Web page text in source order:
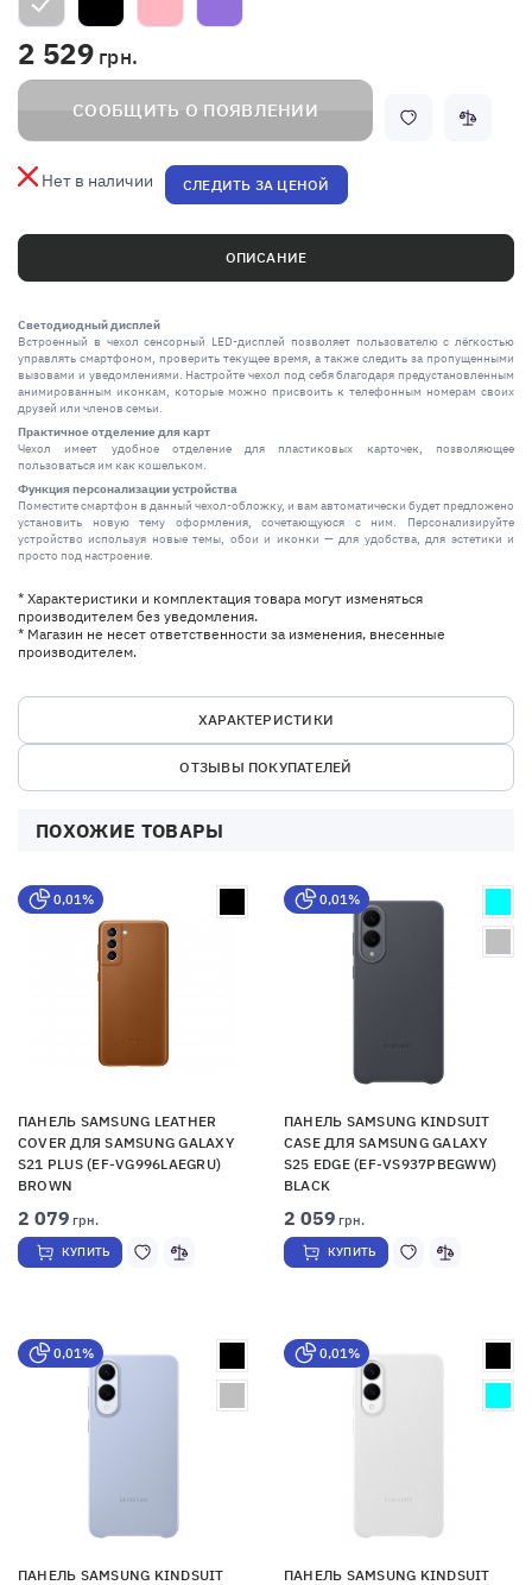
2 529 грн.
СООБЩИТЬ О ПОЯВЛЕНИИ
Нет в наличии СЛЕДИТЬ ЗА ЦЕНОЙ
ОПИСАНИЕ
Светодиодный дисплей
Встроенный в чехол сенсорный LED-дисплей позволяет пользователю с лёгкостью
управлять смартфоном, проверить текущее время, а также следить за пропущенными
вызовами и уведомлениями. Настройте чехол под себя благодаря предустановленным
анимированным иконкам, которые можно присвоить к телефонным номерам своих
друзей или членов семьи.
Практичное отделение для карт
Чехол имеет удобное отделение для пластиковых карточек, позволяющее
пользоваться им как кошельком.
Функция персонализации устройства
Поместите смартфон в данный чехол-обложку, и вам автоматически будет предложено
установить новую тему оформления, сочетающуюся с ним. Персонализируйте
устройство используя новые темы, обои и иконки — для удобства, для эстетики и
просто под настроение.
* Характеристики и комплектация товара могут изменяться
производителем без уведомления.
* Магазин не несет ответственности за изменения, внесенные
производителем.
ХАРАКТЕРИСТИКИ
ОТЗЫВЫ ПОКУПАТЕЛЕЙ
ПОХОЖИЕ ТОВАРЫ
0,01%
ПАНЕЛЬ SAMSUNG LEATHER
COVER ДЛЯ SAMSUNG GALAXY
S21 PLUS (EF-VG996LAEGRU)
BROWN
2 079 грн.
КУПИТЬ
0,01%
ПАНЕЛЬ SAMSUNG KINDSUIT
CASE ДЛЯ SAMSUNG GALAXY
S25 EDGE (EF-VS937PBEGWW)
BLACK
2 059 грн.
КУПИТЬ
0,01%
ПАНЕЛЬ SAMSUNG KINDSUIT
0,01%
ПАНЕЛЬ SAMSUNG KINDSUIT